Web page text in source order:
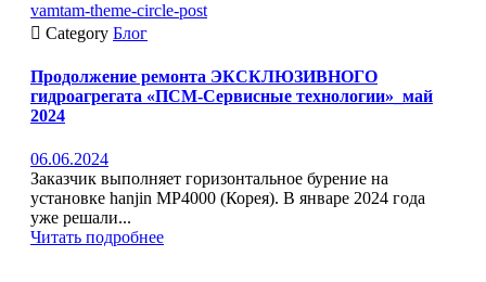
vamtam-theme-circle-post
 Category Блог
Продолжение ремонта ЭКСКЛЮЗИВНОГО
гидроагрегата «ПСМ-Сервисные технологии»_май
2024
06.06.2024
Заказчик выполняет горизонтальное бурение на
установке hanjin MP4000 (Корея). В январе 2024 года
уже решали...
Читать подробнее